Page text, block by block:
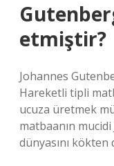
etmiştir?
Johannes
Hareketli tipli
ucuza üretmek
matbaanın
dünyasını kökten